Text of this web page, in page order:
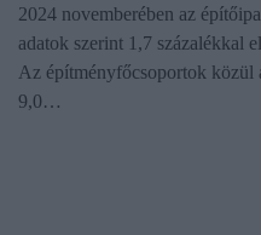
2024 novemberében az
adatok szerint 1,7 százalékkal
Az építményfőcsoportok közül
9,0…